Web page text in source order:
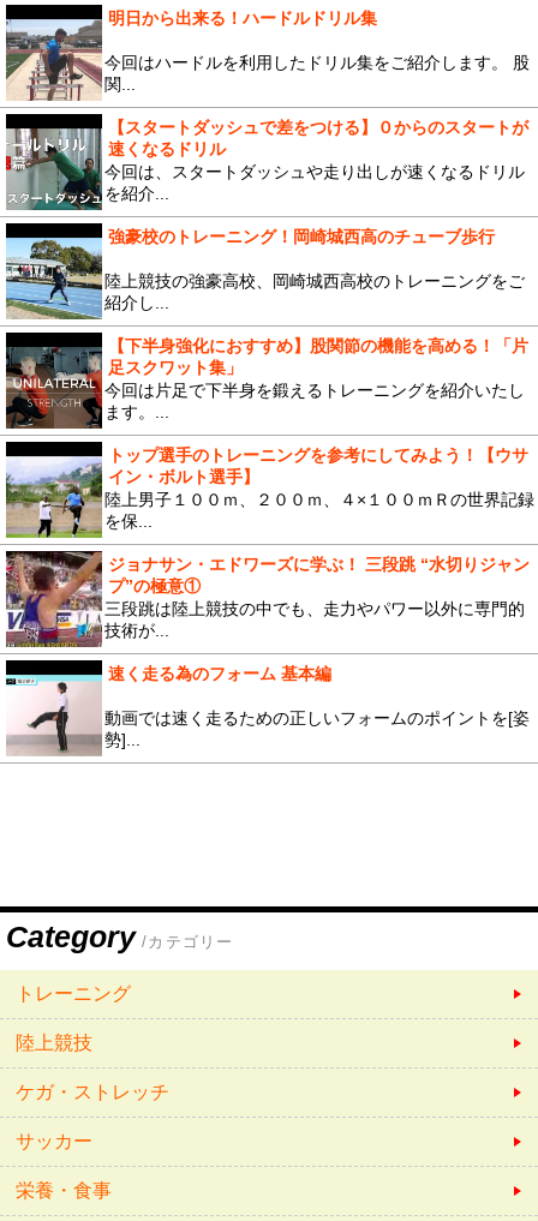
明日から出来る！ハードルドリル集
今回はハードルを利用したドリル集をご紹介します。 股
関...
【スタートダッシュで差をつける】０からのスタートが
速くなるドリル
今回は、スタートダッシュや走り出しが速くなるドリル
を紹介...
強豪校のトレーニング！岡崎城西高のチューブ歩行
陸上競技の強豪高校、岡崎城西高校のトレーニングをご
紹介し...
【下半身強化におすすめ】股関節の機能を高める！「片
足スクワット集」
今回は片足で下半身を鍛えるトレーニングを紹介いたし
ます。...
トップ選手のトレーニングを参考にしてみよう！【ウサ
イン・ボルト選手】
陸上男子１００ｍ、２００ｍ、４×１００ｍＲの世界記録
を保...
ジョナサン・エドワーズに学ぶ！ 三段跳 “水切りジャン
プ”の極意①
三段跳は陸上競技の中でも、走力やパワー以外に専門的
技術が...
速く走る為のフォーム 基本編
動画では速く走るための正しいフォームのポイントを[姿
勢]...
Category /カテゴリー
トレーニング
陸上競技
ケガ・ストレッチ
サッカー
栄養・食事